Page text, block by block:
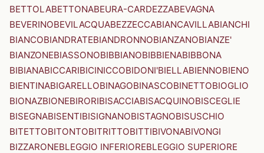
BETTOLABETTONABEURA-CARDEZZABEVAGNA
BEVERINOBEVILACQUABEZZECCABIANCAVILLABIANCHI
BIANCOBIANDRATEBIANDRONNOBIANZANOBIANZE'
BIANZONEBIASSONOBIBBIANOBIBBIENABIBBONA
BIBIANABICCARIBICINICCOBIDONI'BIELLABIENNOBIENO
BIENTINABIGARELLOBINAGOBINASCOBINETTOBIOGLIO
BIONAZBIONEBIRORIBISACCIABISACQUINOBISCEGLIE
BISEGNABISENTIBISIGNANOBISTAGNOBISUSCHIO
BITETTOBITONTOBITRITTOBITTIBIVONABIVONGI
BIZZARONEBLEGGIO INFERIOREBLEGGIO SUPERIORE